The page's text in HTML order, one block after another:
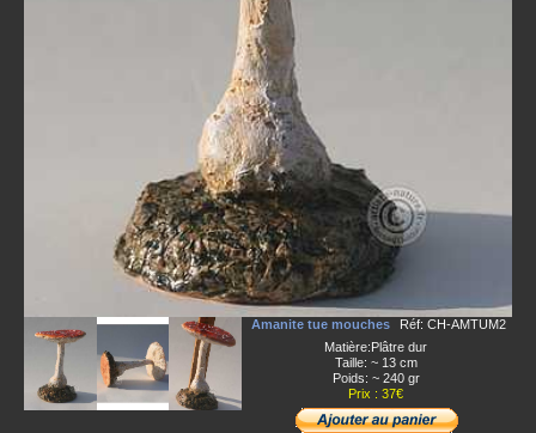
Amanite tue mouches
Réf: CH-AMTUM2
Matière:Plâtre dur
Taille: ~ 13 cm
Poids: ~ 240 gr
Prix : 37€